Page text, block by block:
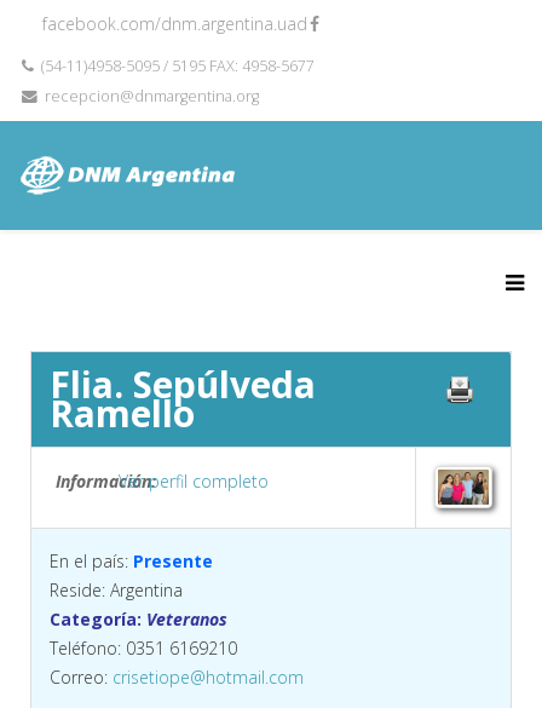
facebook.com/dnm.argentina.uad
(54-11)4958-5095 / 5195 FAX: 4958-5677
recepcion@dnmargentina.org
Flia. Sepúlveda
Ramello
Información:Ver perfil completo
En el país: Presente
Reside: Argentina
Categoría: Veteranos
Teléfono: 0351 6169210
Correo: crisetiope@hotmail.com